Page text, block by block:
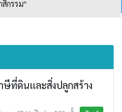
กรรม"
ที่ดินและสิ่งปลูกสร้าง